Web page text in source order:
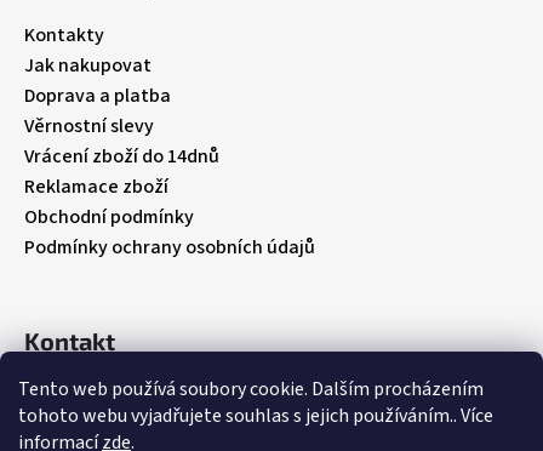
Tento web používá soubory cookie. Dalším procházením
tohoto webu vyjadřujete souhlas s jejich používáním.. Více
informacízde.
Kontakty
Jak nakupovat
Doprava a platba
Věrnostní slevy
Vrácení zboží do 14dnů
Reklamace zboží
Obchodní podmínky
Podmínky ochrany osobních údajů
Kontakt
info@ babybebare.cz
Facebook